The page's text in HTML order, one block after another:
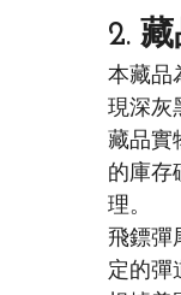
2.
本藏品
現深灰
藏品實
的庫存
理。
飛鏢彈
定的彈